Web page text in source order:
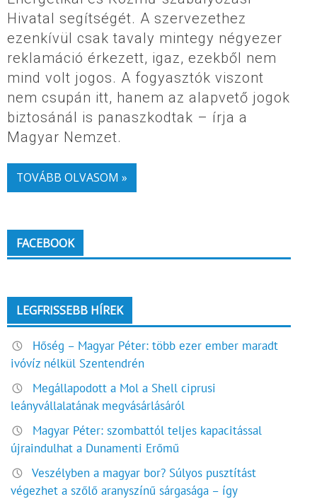
Hivatal segítségét. A szervezethez
ezenkívül csak tavaly mintegy négyezer
reklamáció érkezett, igaz, ezekből nem
mind volt jogos. A fogyasztók viszont
nem csupán itt, hanem az alapvető jogok
biztosánál is panaszkodtak – írja a
Magyar Nemzet.
TOVÁBB OLVASOM »
FACEBOOK
LEGFRISSEBB HÍREK
Hőség – Magyar Péter: több ezer ember maradt
ivóvíz nélkül Szentendrén
Megállapodott a Mol a Shell ciprusi
leányvállalatának megvásárlásáról
Magyar Péter: szombattól teljes kapacitással
újraindulhat a Dunamenti Erőmű
Veszélyben a magyar bor? Súlyos pusztítást
végezhet a szőlő aranyszínű sárgasága – így